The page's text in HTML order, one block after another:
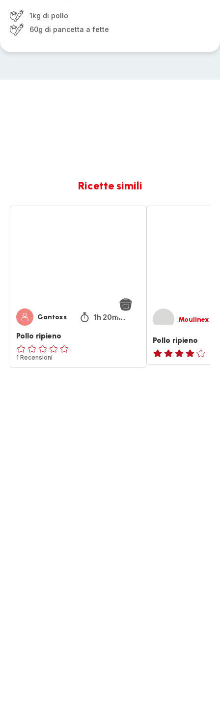
1kg di pollo
60g di pancetta a fette
Ricette simili
Gantoxs 1h 20min
Pollo ripieno
ratings.0
1 Recensioni
Moulinex
Pollo ripieno
Recensione